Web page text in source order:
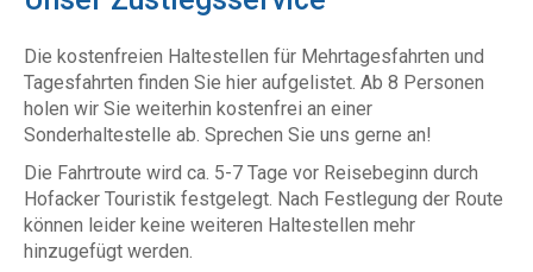
Die kostenfreien Haltestellen für Mehrtagesfahrten und
Tagesfahrten finden Sie hier aufgelistet. Ab 8 Personen
holen wir Sie weiterhin kostenfrei an einer
Sonderhaltestelle ab. Sprechen Sie uns gerne an!
Die Fahrtroute wird ca. 5-7 Tage vor Reisebeginn durch
Hofacker Touristik festgelegt. Nach Festlegung der Route
können leider keine weiteren Haltestellen mehr
hinzugefügt werden.